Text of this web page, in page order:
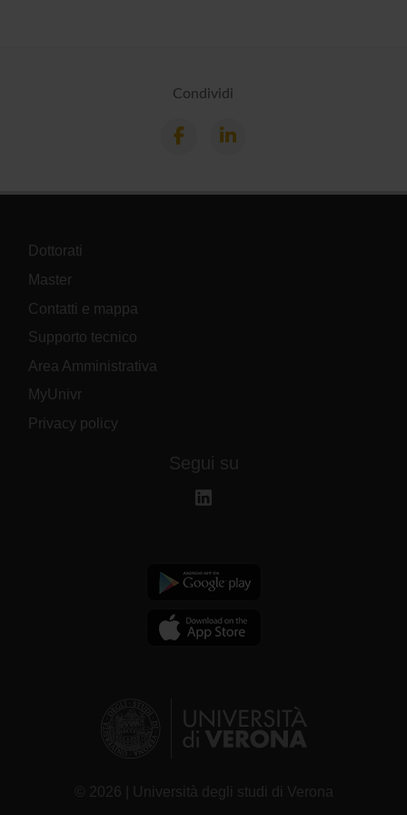
Condividi
Dottorati
Master
Contatti e mappa
Supporto tecnico
Area Amministrativa
MyUnivr
Privacy policy
Segui su
© 2026 | Università degli studi di Verona